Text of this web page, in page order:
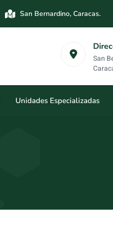
San Bernardino, Caracas.
Las Mercedes, Caracas.
San
Unidades Especializadas